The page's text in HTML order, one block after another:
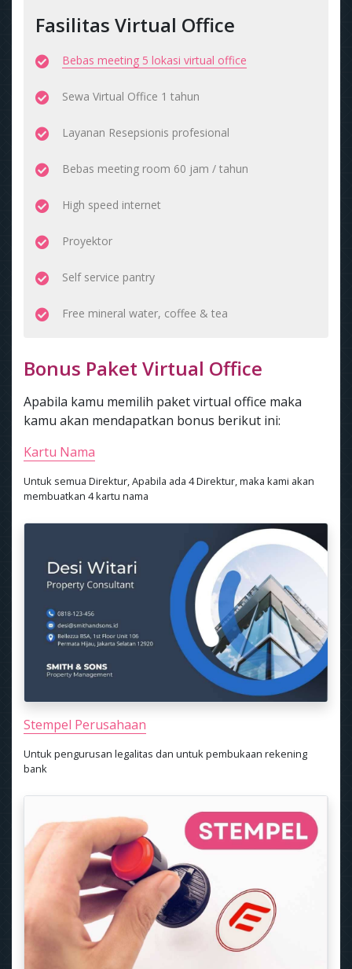
Fasilitas Virtual Office
Bebas meeting 5 lokasi virtual office
Sewa Virtual Office 1 tahun
Layanan Resepsionis profesional
Bebas meeting room 60 jam / tahun
High speed internet
Proyektor
Self service pantry
Free mineral water, coffee & tea
Bonus Paket Virtual Office
Apabila kamu memilih paket virtual office maka
kamu akan mendapatkan bonus berikut ini:
Kartu Nama
Untuk semua Direktur, Apabila ada 4 Direktur, maka kami akan
membuatkan 4 kartu nama
Stempel Perusahaan
Untuk pengurusan legalitas dan untuk pembukaan rekening
bank